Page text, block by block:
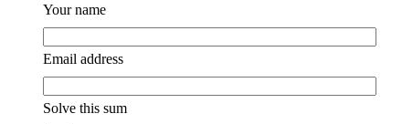
Your name
Email address
Solve this sum